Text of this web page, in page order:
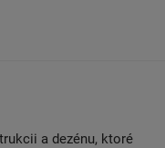
a dezénu, ktoré